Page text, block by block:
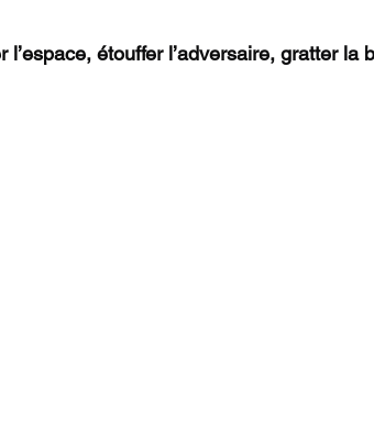
l’espace, étouffer l’adversaire, gratter la